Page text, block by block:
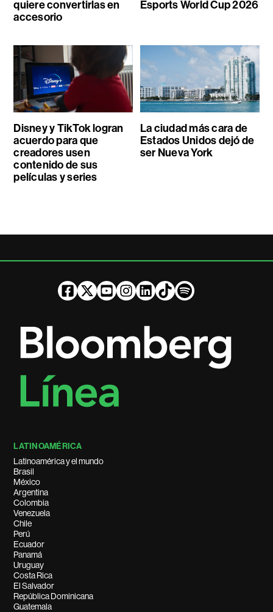
quiere convertirlas en
accesorio
Esports World Cup 2026
Disney y TikTok logran
acuerdo para que
creadores usen
contenido de sus
películas y series
La ciudad más cara de
Estados Unidos dejó de
ser Nueva York
LATINOAMÉRICA
Latinoamérica y el mundo
Brasil
México
Argentina
Colombia
Venezuela
Chile
Perú
Ecuador
Panamá
Uruguay
Costa Rica
El Salvador
República Dominicana
Guatemala